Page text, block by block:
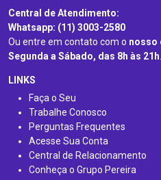
Central de Atendimento:
Whatsapp: (11) 3003-2580
Ou entre em contato com o nosso
Segunda a Sábado, das 8h às 21h.
LINKS
Faça o Seu
Trabalhe Conosco
Perguntas Frequentes
Acesse Sua Conta
Central de Relacionamento
Conheça o Grupo Pereira